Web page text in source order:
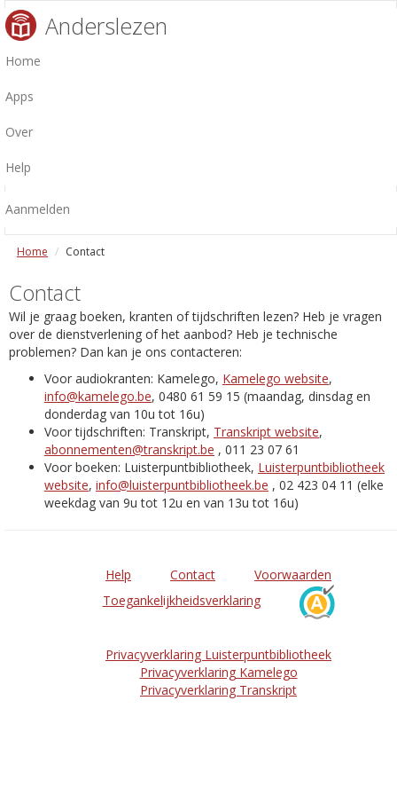
Anderslezen
Home
Apps
Over
Help
Aanmelden
Home Contact
Contact
Wil je graag boeken, kranten of tijdschriften lezen? Heb je vragen
over de dienstverlening of het aanbod? Heb je technische
problemen? Dan kan je ons contacteren:
Voor audiokranten: Kamelego, Kamelego website,
info@kamelego.be, 0480 61 59 15 (maandag, dinsdag en
donderdag van 10u tot 16u)
Voor tijdschriften: Transkript, Transkript website,
abonnementen@transkript.be , 011 23 07 61
Voor boeken: Luisterpuntbibliotheek, Luisterpuntbibliotheek
website, info@luisterpuntbibliotheek.be , 02 423 04 11 (elke
weekdag van 9u tot 12u en van 13u tot 16u)
Help Contact
Voorwaarden
Toegankelijkheidsverklaring
Privacyverklaring Luisterpuntbibliotheek
Privacyverklaring Kamelego
Privacyverklaring Transkript